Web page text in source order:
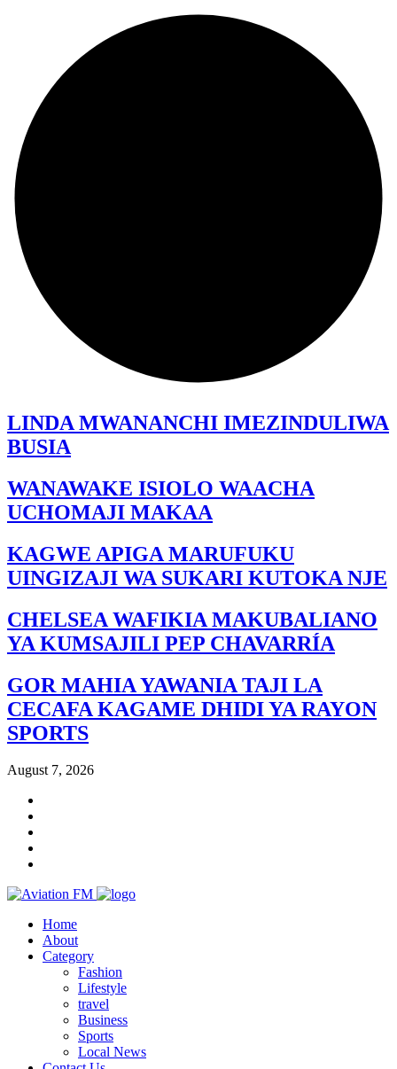
LINDA MWANANCHI IMEZINDULIWA
BUSIA
WANAWAKE ISIOLO WAACHA
UCHOMAJI MAKAA
KAGWE APIGA MARUFUKU
UINGIZAJI WA SUKARI KUTOKA NJE
CHELSEA WAFIKIA MAKUBALIANO
YA KUMSAJILI PEP CHAVARRÍA
GOR MAHIA YAWANIA TAJI LA
CECAFA KAGAME DHIDI YA RAYON
SPORTS
August 7, 2026
Home
About
Category
Fashion
Lifestyle
travel
Business
Sports
Local News